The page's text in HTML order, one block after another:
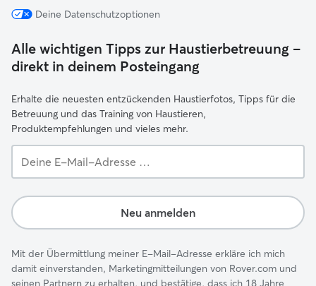
Deine Datenschutzoptionen
Alle wichtigen Tipps zur Haustierbetreuung –
direkt in deinem Posteingang
Erhalte die neuesten entzückenden Haustierfotos, Tipps für die
Betreuung und das Training von Haustieren,
Produktempfehlungen und vieles mehr.
E-
Adresse …
Neu anmelden
Mit der Übermittlung meiner E-Mail-Adresse erkläre ich mich
damit einverstanden, Marketingmitteilungen von Rover.com und
seinen Partnern zu erhalten, und bestätige, dass ich 18 Jahre